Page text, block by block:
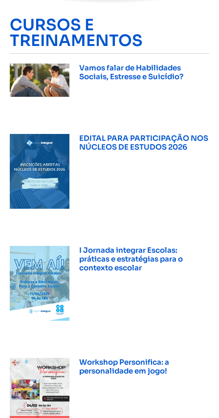
CURSOS E
TREINAMENTOS
Vamos falar de Habilidades
Sociais, Estresse e Suicídio?
EDITAL PARA PARTICIPAÇÃO NOS
NÚCLEOS DE ESTUDOS 2026
I Jornada integrar Escolas:
práticas e estratégias para o
contexto escolar
Workshop Personifica: a
personalidade em jogo!